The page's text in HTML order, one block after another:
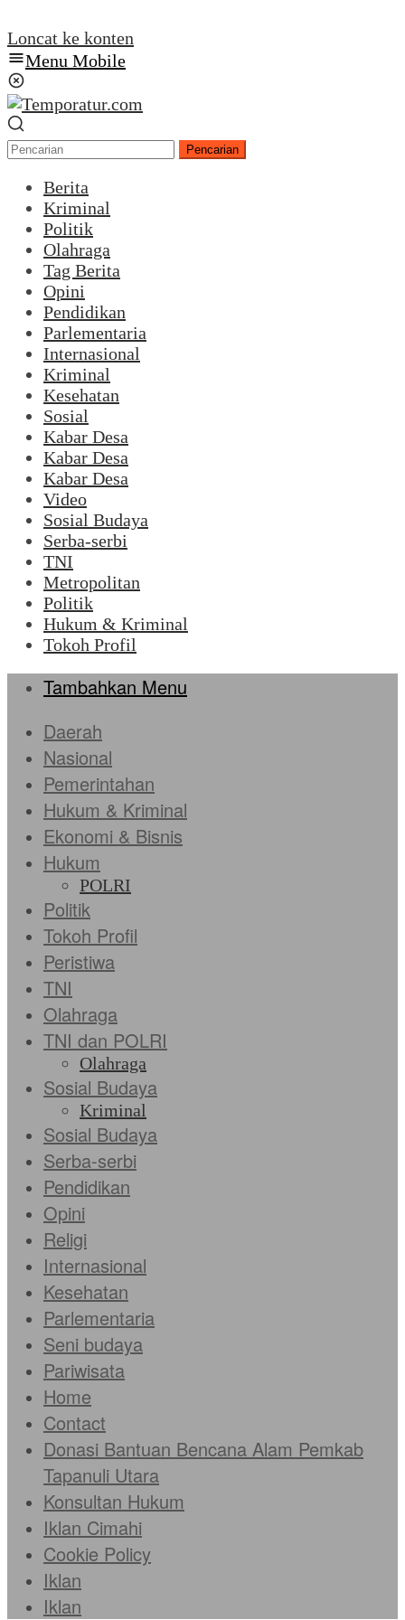
Loncat ke konten
Menu Mobile
Pencarian
Berita
Kriminal
Politik
Olahraga
Tag Berita
Opini
Pendidikan
Parlementaria
Internasional
Kriminal
Kesehatan
Sosial
Kabar Desa
Kabar Desa
Kabar Desa
Video
Sosial Budaya
Serba-serbi
TNI
Metropolitan
Politik
Hukum & Kriminal
Tokoh Profil
Tambahkan Menu
Daerah
Nasional
Pemerintahan
Hukum & Kriminal
Ekonomi & Bisnis
Hukum
POLRI
Politik
Tokoh Profil
Peristiwa
TNI
Olahraga
TNI dan POLRI
Olahraga
Sosial Budaya
Kriminal
Sosial Budaya
Serba-serbi
Pendidikan
Opini
Religi
Internasional
Kesehatan
Parlementaria
Seni budaya
Pariwisata
Home
Contact
Donasi Bantuan Bencana Alam Pemkab
Tapanuli Utara
Konsultan Hukum
Iklan Cimahi
Cookie Policy
Iklan
Iklan